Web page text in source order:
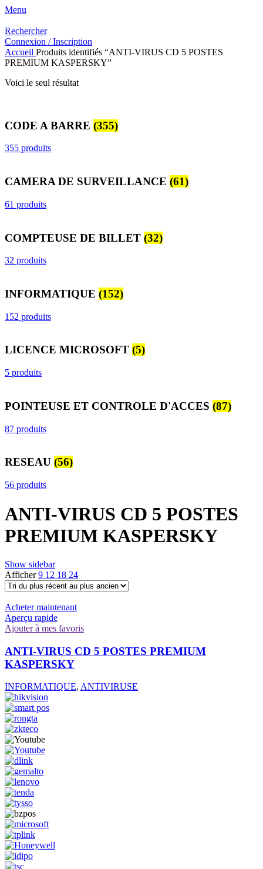
Menu
Rechercher
Connexion / Inscription
Accueil Produits identifiés “ANTI-VIRUS CD 5 POSTES
PREMIUM KASPERSKY”
Voici le seul résultat
CODE A BARRE (355)
355 produits
CAMERA DE SURVEILLANCE (61)
61 produits
COMPTEUSE DE BILLET (32)
32 produits
INFORMATIQUE (152)
152 produits
LICENCE MICROSOFT (5)
5 produits
POINTEUSE ET CONTROLE D'ACCES (87)
87 produits
RESEAU (56)
56 produits
ANTI-VIRUS CD 5 POSTES
PREMIUM KASPERSKY
Show sidebar
Afficher9 12 18 24
Acheter maintenant
Aperçu rapide
Ajouter à mes favoris
ANTI-VIRUS CD 5 POSTES PREMIUM
KASPERSKY
INFORMATIQUE, ANTIVIRUSE